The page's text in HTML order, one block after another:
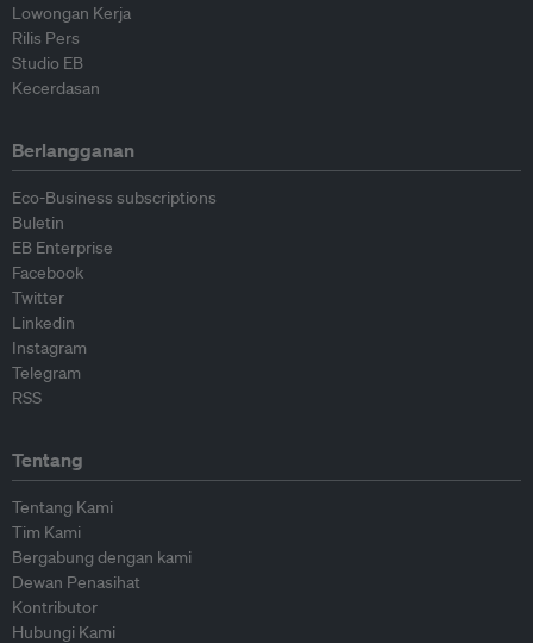
Lowongan Kerja
Rilis Pers
Studio EB
Kecerdasan
Berlangganan
Eco-Business subscriptions
Buletin
EB Enterprise
Facebook
Twitter
Linkedin
Instagram
Telegram
RSS
Tentang
Tentang Kami
Tim Kami
Bergabung dengan kami
Dewan Penasihat
Kontributor
Hubungi Kami